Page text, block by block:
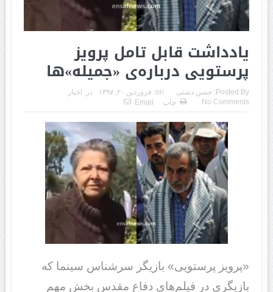
یادداشت قابل تامل پرویز
پرستویی درباره‌ی «جمیله»ها
Posted By: حسن دشتی on: فروردین ۲۰, ۱۳۹۷ در: اخبار
No Comments
چاپ Email
«پرویز پرستویی» بازیگر سرشناس سینما که
بازیگری در فیلم‌های دفاع مقدس بخش مهم